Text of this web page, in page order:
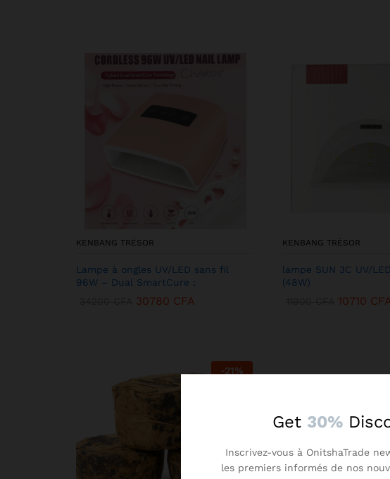
KENBANG TRÉSOR
Lampe à ongles UV/LED sans fil
96W – Dual SmartCure :
30780 CFA
KENBANG TRÉSOR
lampe SUN 3C UV/
(48W)
10710
-21%
Get 30%
Inscrivez-vous à OnitshaTrade
les premiers informés de nos